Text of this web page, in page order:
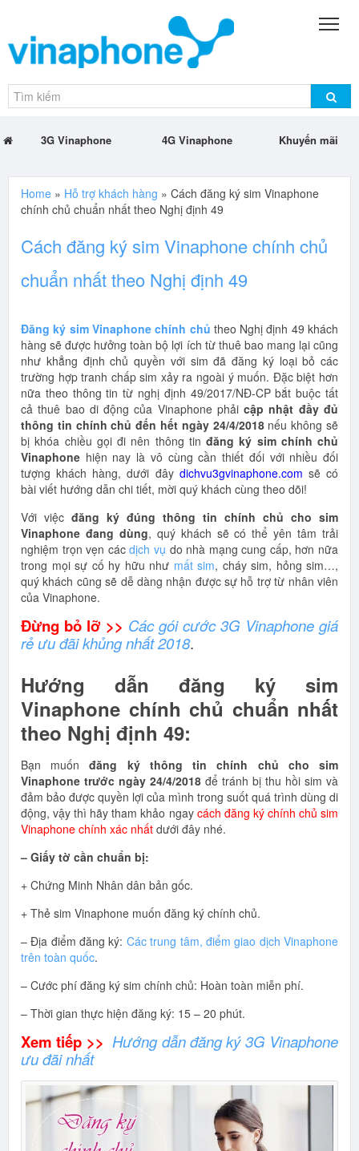
3G Vinaphone 4G Vinaphone Khuyến mãi
Home » Hỗ trợ khách hàng » Cách đăng ký sim Vinaphone
chính chủ chuẩn nhất theo Nghị định 49
Cách đăng ký sim Vinaphone chính chủ
chuẩn nhất theo Nghị định 49
Đăng ký sim Vinaphone chính chủ theo Nghị định 49 khách
hàng sẽ được hưởng toàn bộ lợi ích từ thuê bao mang lại cũng
như khẳng định chủ quyền với sim đã đăng ký loại bỏ các
trường hợp tranh chấp sim xảy ra ngoài ý muốn. Đặc biệt hơn
nữa theo thông tin từ nghị định 49/2017/NĐ-CP bắt buộc tất
cả thuê bao di động của Vinaphone phảicập nhật đầy đủ
thông tin chính chủ đến hết ngày 24/4/2018nếu không sẽ
bị khóa chiều gọi đi nên thông tin đăng ký sim chính chủ
Vinaphone hiện nay là vô cùng cần thiết đối với nhiều đối
tượng khách hàng, dưới đây dichvu3gvinaphone.com sẽ có
bài viết hướng dẫn chi tiết, mời quý khách cùng theo dõi!
Với việc đăng ký đúng thông tin chính chủ cho sim
Vinaphone đang dùng, quý khách sẽ có thể yên tâm trải
nghiệm trọn vẹn cácdịch vụ do nhà mạng cung cấp, hơn nữa
trong mọi sự cố hy hữu như mất sim, cháy sim, hỏng sim…,
quý khách cũng sẽ dễ dàng nhận được sự hỗ trợ từ nhân viên
của Vinaphone.
Đừng bỏ lỡ >> Các gói cước 3G Vinaphone giá
rẻ ưu đãi khủng nhất 2018.
Hướng dẫn đăng ký sim
Vinaphone chính chủ chuẩn nhất
theo Nghị định 49:
Bạn muốnđăng ký thông tin chính chủ cho sim
Vinaphone trước ngày 24/4/2018 để tránh bị thu hồi sim và
đảm bảo được quyền lợi của mình trong suốt quá trình dùng di
động, vậy thì hãy tham khảo ngay cách đăng ký chính chủ sim
Vinaphone chính xác nhất dưới đây nhé.
– Giấy tờ cần chuẩn bị:
+ Chứng Minh Nhân dân bản gốc.
+ Thẻ sim Vinaphone muốn đăng ký chính chủ.
– Địa điểm đăng ký: Các trung tâm, điểm giao dịch Vinaphone
trên toàn quốc.
– Cước phí đăng ký sim chính chủ: Hoàn toàn miễn phí.
– Thời gian thực hiện đăng ký: 15 – 20 phút.
Xem tiếp >> Hướng dẫn đăng ký 3G Vinaphone
ưu đãi nhất